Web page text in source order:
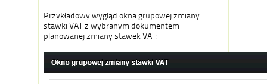
Przykładowy wygląd okna grupowej zmiany
stawki VAT z wybranym dokumentem
planowanej zmiany stawek VAT: